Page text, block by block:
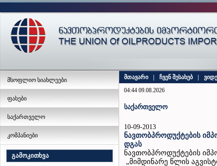
მსოფლიო სიახლეები
ფასები
საქართველო
კომპანიები
გამოკითხვა
მთავარი ჩვენ შესახებ
04:44 09.08.2026
საქართველო
10-09-2013
ნავთობპროდუქტების
დგას
ნავთობპროდუქტების
„მიმდინარე წლის